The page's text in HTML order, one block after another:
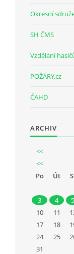
Okresní
SH ČMS
Vzdělání
POŽÁRY.cz
ČAHD
ARCHIV
<<
<<
Po
Út
3
4 5
10
11
17
18
24
25
31